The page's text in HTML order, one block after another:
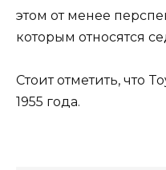
этом от менее
которым относятся
Стоит отметить, что
1955 года.